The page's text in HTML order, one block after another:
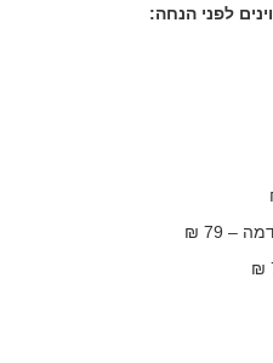
לפני הנחה:
– 79 ₪